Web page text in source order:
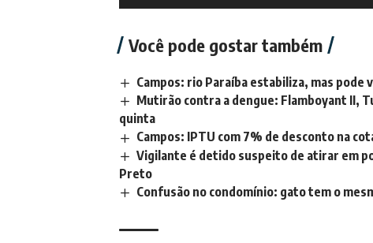
Você pode gostar também
Campos: rio Paraíba estabiliza, mas pode
Mutirão contra a dengue: Flamboyant II,
quinta
Campos: IPTU com 7% de desconto na
Vigilante é detido suspeito de atirar em
Preto
Confusão no condomínio: gato tem o